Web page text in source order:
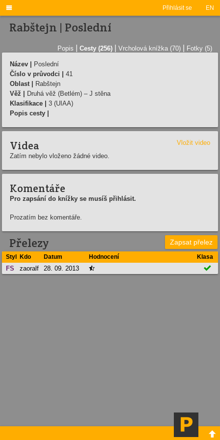
Přihlásit se EN

Rabštejn | Poslední
Popis Cesty (256) Vrcholová knížka (70) Fotky (5)
Název |
Poslední
Číslo v průvodci |
41
Oblast |
Rabštejn
Věž |
Druhá věž (Betlém) – J stěna
Klasifikace |
3 (UIAA)
Popis cesty |
Videa
Vložit video
Zatím nebylo vloženo žádné video.
Komentáře
Pro zapsání do knížky se musíš přihlásit.
Prozatím bez komentáře.
Přelezy Zapsat přelez
Styl Kdo Datum Hodnocení Klasa
FS zaoralf 28. 09. 2013  
